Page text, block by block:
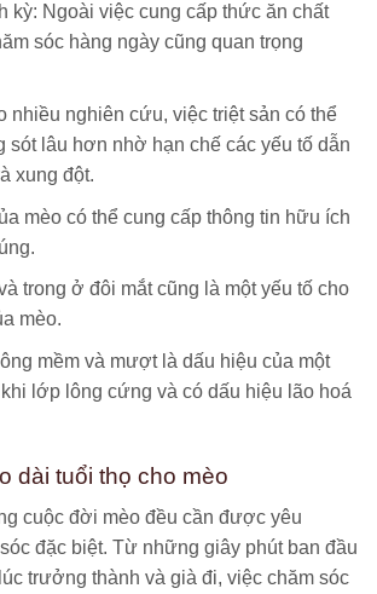
kỳ: Ngoài việc cung cấp thức ăn chất
sóc hàng ngày cũng quan trọng
nhiều nghiên cứu, việc triệt sản có thể
sót lâu hơn nhờ hạn chế các yếu tố dẫn
xung đột.
mèo có thể cung cấp thông tin hữu ích
trong ở đôi mắt cũng là một yếu tố cho
mèo.
mềm và mượt là dấu hiệu của một
lớp lông cứng và có dấu hiệu lão hoá
dài tuổi thọ cho mèo
cuộc đời mèo đều cần được yêu
đặc biệt. Từ những giây phút ban đầu
trưởng thành và già đi, việc chăm sóc